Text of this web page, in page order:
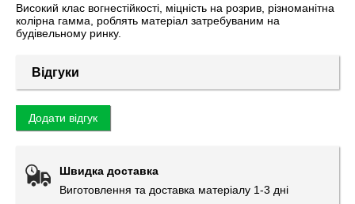
Високий клас вогнестійкості, міцність на розрив, різноманітна
колірна гамма, роблять матеріал затребуваним на
будівельному ринку.
Відгуки
Додати відгук
Швидка доставка
Виготовлення та доставка матеріалу 1-3 дні